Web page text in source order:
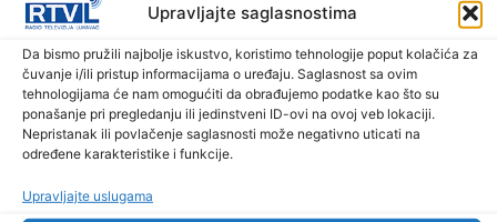
Upravljajte saglasnostima
Da bismo pružili najbolje iskustvo, koristimo tehnologije poput kolačića za
čuvanje i/ili pristup informacijama o uređaju. Saglasnost sa ovim
tehnologijama će nam omogućiti da obrađujemo podatke kao što su
ponašanje pri pregledanju ili jedinstveni ID-ovi na ovoj veb lokaciji.
Nepristanak ili povlačenje saglasnosti može negativno uticati na
određene karakteristike i funkcije.
Upravljajte uslugama
7. Augusta 2026.